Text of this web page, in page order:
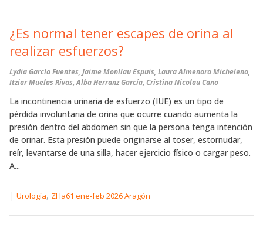
¿Es normal tener escapes de orina al
realizar esfuerzos?
Lydia García Fuentes, Jaime Monllau Espuis, Laura Almenara Michelena,
Itziar Muelas Rivas, Alba Herranz García, Cristina Nicolau Cano
La incontinencia urinaria de esfuerzo (IUE) es un tipo de
pérdida involuntaria de orina que ocurre cuando aumenta la
presión dentro del abdomen sin que la persona tenga intención
de orinar. Esta presión puede originarse al toser, estornudar,
reír, levantarse de una silla, hacer ejercicio físico o cargar peso.
A...
| Urología, ZHa61 ene-feb 2026 Aragón